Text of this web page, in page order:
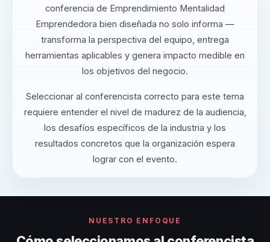
conferencia de Emprendimiento Mentalidad
Emprendedora bien diseñada no solo informa —
transforma la perspectiva del equipo, entrega
herramientas aplicables y genera impacto medible en
los objetivos del negocio.
Seleccionar al conferencista correcto para este tema
requiere entender el nivel de madurez de la audiencia,
los desafíos específicos de la industria y los
resultados concretos que la organización espera
lograr con el evento.
NUESTRO ENFOQUE